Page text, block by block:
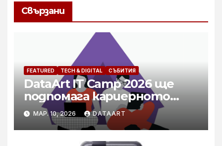
Свързани
FEATURED TECH & DIGITAL СЪБИТИЯ
DataArt IT Camp 2026 ще
подпомага кариерното
развитие на специалисти в
технологичния бранш
МАР. 10, 2026 DATAART